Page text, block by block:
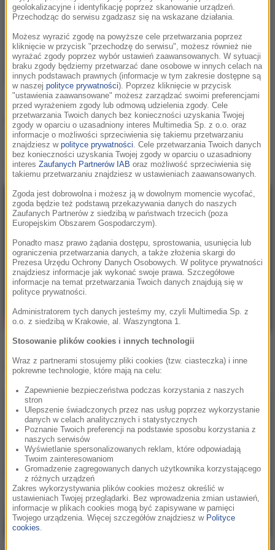
G-Eazy/Kehlani
Podziel się:
TeledyskG-Eazy / Kehlani - Good Life:
Inne teledyski
geolokalizacyjne i identyfikację poprzez skanowanie urządzeń.
Przechodząc do serwisu zgadzasz się na wskazane działania.
Możesz wyrazić zgodę na powyższe cele przetwarzania poprzez
kliknięcie w przycisk "przechodzę do serwisu", możesz również nie
wyrażać zgody poprzez wybór ustawień zaawansowanych. W sytuacji
braku zgody będziemy przetwarzać dane osobowe w innych celach na
innych podstawach prawnych (informacje w tym zakresie dostępne są
w naszej polityce prywatności). Poprzez kliknięcie w przycisk
"ustawienia zaawansowane" możesz zarządzać swoimi preferencjami
przed wyrażeniem zgody lub odmową udzielenia zgody. Cele
przetwarzania Twoich danych bez konieczności uzyskania Twojej
zgody w oparciu o uzasadniony interes Multimedia Sp. z o.o. oraz
informacje o możliwości sprzeciwienia się takiemu przetwarzaniu
znajdziesz w polityce prywatności. Cele przetwarzania Twoich danych
bez konieczności uzyskania Twojej zgody w oparciu o uzasadniony
interes Zaufanych Partnerów IAB oraz możliwość sprzeciwienia się
takiemu przetwarzaniu znajdziesz w ustawieniach zaawansowanych.
Zgoda jest dobrowolna i możesz ją w dowolnym momencie wycofać,
zgoda będzie też podstawą przekazywania danych do naszych
Zaufanych Partnerów z siedzibą w państwach trzecich (poza
Europejskim Obszarem Gospodarczym).
Ponadto masz prawo żądania dostępu, sprostowania, usunięcia lub
ograniczenia przetwarzania danych, a także złożenia skargi do
Prezesa Urzędu Ochrony Danych Osobowych. W polityce prywatności
znajdziesz informacje jak wykonać swoje prawa. Szczegółowe
informacje na temat przetwarzania Twoich danych znajdują się w
polityce prywatności.
Administratorem tych danych jesteśmy my, czyli Multimedia Sp. z
o.o. z siedzibą w Krakowie, al. Waszyngtona 1.
Stosowanie plików cookies i innych technologii
Wraz z partnerami stosujemy pliki cookies (tzw. ciasteczka) i inne
pokrewne technologie, które mają na celu:
Zapewnienie bezpieczeństwa podczas korzystania z naszych
stron
Ulepszenie świadczonych przez nas usług poprzez wykorzystanie
danych w celach analitycznych i statystycznych
Poznanie Twoich preferencji na podstawie sposobu korzystania z
naszych serwisów
Wyświetlanie spersonalizowanych reklam, które odpowiadają
Twoim zainteresowaniom
Gromadzenie zagregowanych danych użytkownika korzystającego
z różnych urządzeń
Zakres wykorzystywania plików cookies możesz określić w
ustawieniach Twojej przeglądarki. Bez wprowadzenia zmian ustawień,
informacje w plikach cookies mogą być zapisywane w pamięci
Twojego urządzenia. Więcej szczegółów znajdziesz w Polityce
cookies.